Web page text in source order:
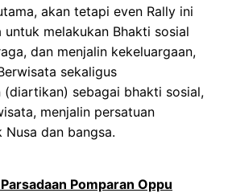
akan tetapi even Rally ini
untuk melakukan Bhakti sosial
dan menjalin kekeluargaan,
sekaligus
(diartikan) sebagai bhakti sosial,
menjalin persatuan
Nusa dan bangsa.
Pomparan Oppu